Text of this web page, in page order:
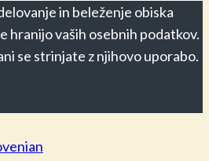
in beleženje obiska
hranijo vaših osebnih podatkov.
se strinjate z njihovo uporabo.